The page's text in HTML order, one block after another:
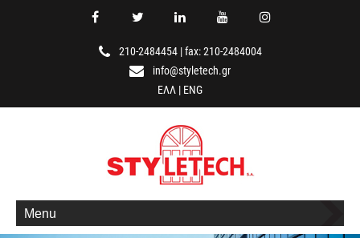
210-2484454|fax: 210-2484004
info@styletech.gr
ΕΛΛ | ENG
Menu